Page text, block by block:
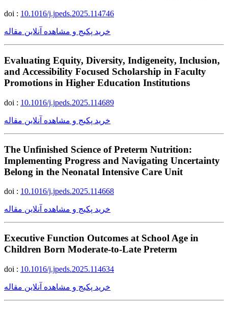
doi : 10.1016/j.jpeds.2025.114746
خرید پکیج و مشاهده آنلاین مقاله
Evaluating Equity, Diversity, Indigeneity, Inclusion,
and Accessibility Focused Scholarship in Faculty
Promotions in Higher Education Institutions
doi : 10.1016/j.jpeds.2025.114689
خرید پکیج و مشاهده آنلاین مقاله
The Unfinished Science of Preterm Nutrition:
Implementing Progress and Navigating Uncertainty
Belong in the Neonatal Intensive Care Unit
doi : 10.1016/j.jpeds.2025.114668
خرید پکیج و مشاهده آنلاین مقاله
Executive Function Outcomes at School Age in
Children Born Moderate-to-Late Preterm
doi : 10.1016/j.jpeds.2025.114634
خرید پکیج و مشاهده آنلاین مقاله